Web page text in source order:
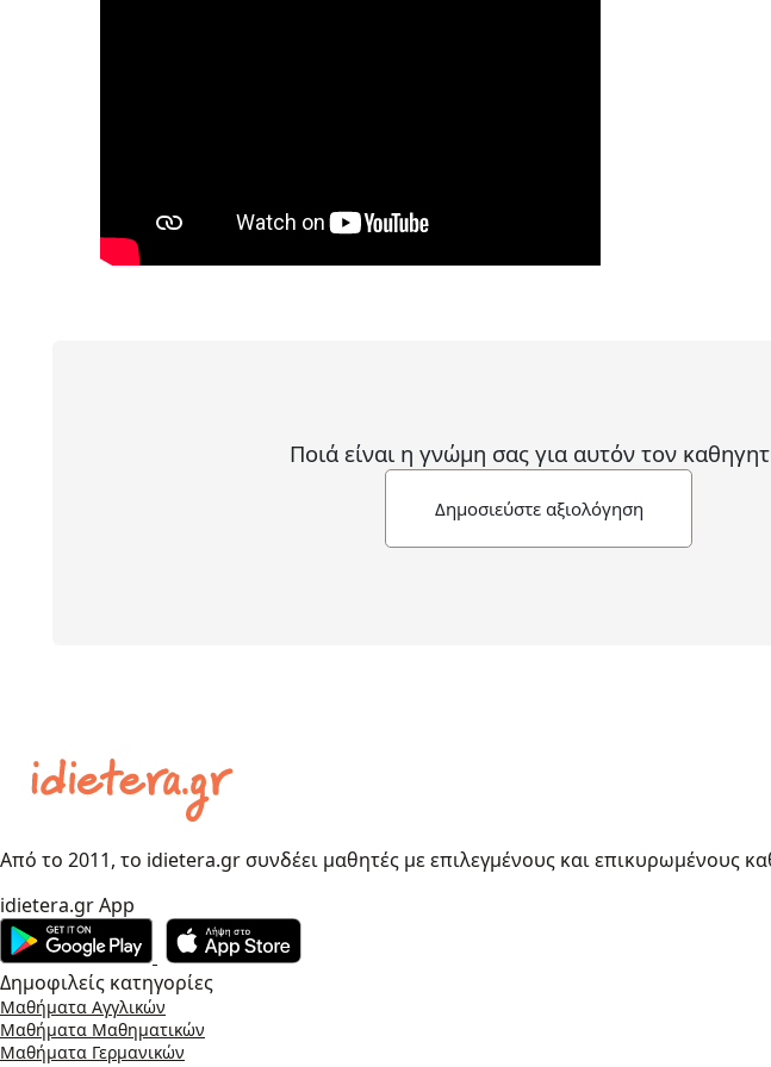
Ποιά είναι η γνώμη σας για αυτόν τον
Δημοσιεύστε αξιολόγηση
Από το 2011, το idietera.gr συνδέει μαθητές με επιλεγμένους και επικυρωμένους
idietera.gr App
Δημοφιλείς κατηγορίες
Μαθήματα Αγγλικών
Μαθήματα Μαθηματικών
Μαθήματα Γερμανικών